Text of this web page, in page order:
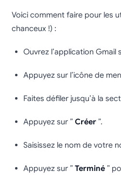
Voici comment faire pour les
chanceux !) :
Ouvrez l’application Gmail
Appuyez sur l’icône de
Faites défiler jusqu’à la
Appuyez sur ” Créer ”.
Saisissez le nom de votre
Appuyez sur ” Terminé ”